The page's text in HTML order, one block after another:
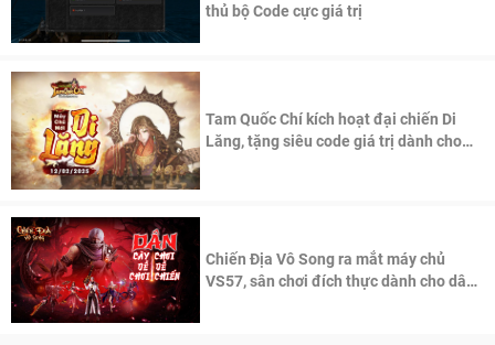
thủ bộ Code cực giá trị
Tam Quốc Chí kích hoạt đại chiến Di
Lăng, tặng siêu code giá trị dành cho
Chiến Địa Vô Song ra mắt máy chủ
VS57, sân chơi đích thực dành cho dân